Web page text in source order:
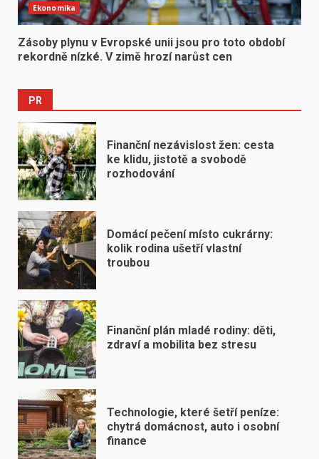
Ekonomika
Zásoby plynu v Evropské unii jsou pro toto období
rekordně nízké. V zimě hrozí narůst cen
PR
Finanční nezávislost žen: cesta
ke klidu, jistotě a svobodě
rozhodování
Domácí pečení místo cukrárny:
kolik rodina ušetří vlastní
troubou
Finanční plán mladé rodiny: děti,
zdraví a mobilita bez stresu
Technologie, které šetří peníze:
chytrá domácnost, auto i osobní
finance